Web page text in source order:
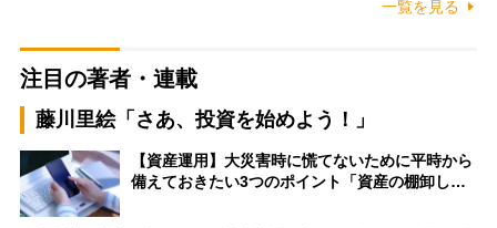
一覧を見る
注目の著者・連載
藤川里絵「さあ、投資を始めよう！」
【資産運用】大災害時に慌てないために平時から
備えておきたい3つのポイント「資産の棚卸し…